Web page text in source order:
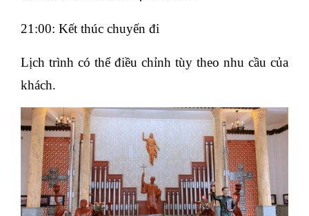
21:00: Kết thúc chuyến đi
Lịch trình có thể điều chỉnh tùy theo nhu cầu của
khách.